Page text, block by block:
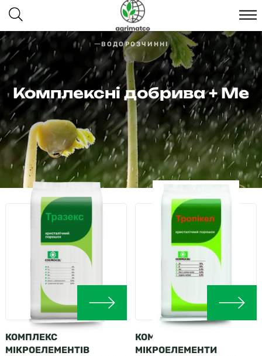
ВОДОРОЗЧИННІ
Комплексні добрива + Ме
КОМПЛЕКС
МІКРОЕЛЕМЕНТІВ
КОМПЛЕКС
МІКРОЕЛЕМЕНТИ